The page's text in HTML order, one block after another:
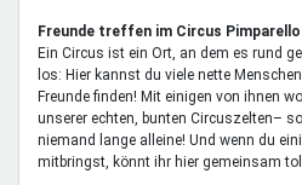
Freunde treffen im Circus Pimparello
Ein Circus ist ein Ort, an dem es rund
los: Hier kannst du viele nette
Freunde finden! Mit einigen von ihnen
unserer echten, bunten Circuszelten–
niemand lange alleine! Und wenn du
mitbringst, könnt ihr hier gemeinsam